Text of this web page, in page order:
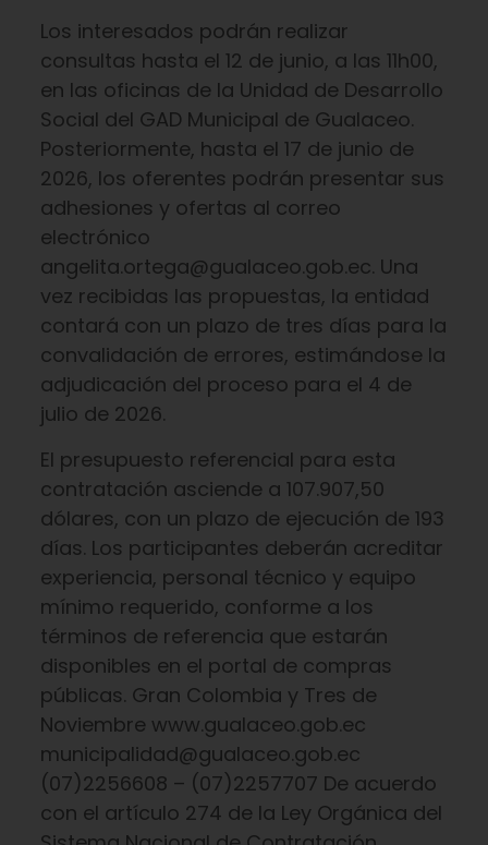
Los interesados podrán realizar
consultas hasta el 12 de junio, a las 11h00,
en las oficinas de la Unidad de Desarrollo
Social del GAD Municipal de Gualaceo.
Posteriormente, hasta el 17 de junio de
2026, los oferentes podrán presentar sus
adhesiones y ofertas al correo
electrónico
angelita.ortega@gualaceo.gob.ec. Una
vez recibidas las propuestas, la entidad
contará con un plazo de tres días para la
convalidación de errores, estimándose la
adjudicación del proceso para el 4 de
julio de 2026.
El presupuesto referencial para esta
contratación asciende a 107.907,50
dólares, con un plazo de ejecución de 193
días. Los participantes deberán acreditar
experiencia, personal técnico y equipo
mínimo requerido, conforme a los
términos de referencia que estarán
disponibles en el portal de compras
públicas. Gran Colombia y Tres de
Noviembre www.gualaceo.gob.ec
municipalidad@gualaceo.gob.ec
(07)2256608 – (07)2257707 De acuerdo
con el artículo 274 de la Ley Orgánica del